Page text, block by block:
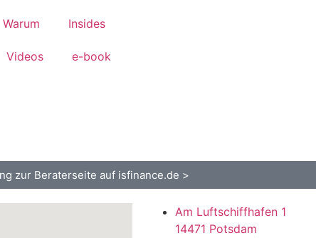
Warum Insides
Videos e-book
zur Beraterseite auf isfinance.de >
Am Luftschiffhafen 1
14471 Potsdam